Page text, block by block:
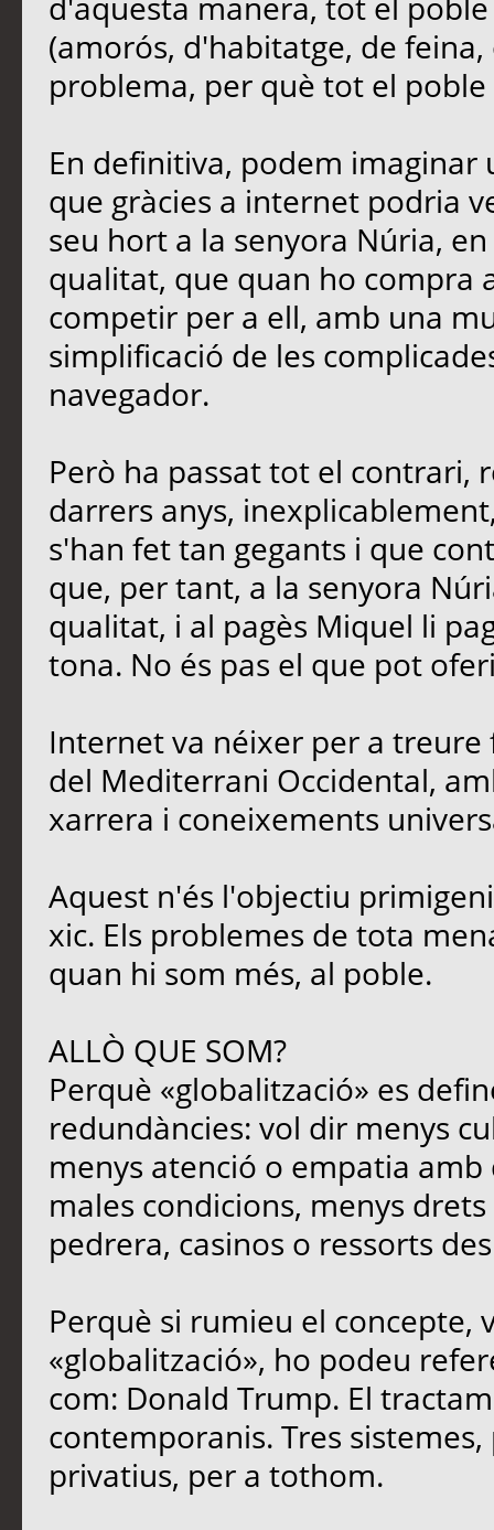
(amorós, d'habitatge, de
problema, per què tot el
En definitiva, podem imaginar
que gràcies a internet podria
seu hort a la senyora Núria,
qualitat, que quan ho compra
competir per a ell, amb una
simplificació de les
navegador.
Però ha passat tot el contrari,
darrers anys,
s'han fet tan gegants i que
que, per tant, a la senyora
qualitat, i al pagès Miquel li
tona. No és pas el que pot
Internet va néixer per a
del Mediterrani Occidental,
xarrera i coneixements
Aquest n'és l'objectiu
xic. Els problemes de tota
quan hi som més, al poble.
ALLÒ QUE SOM?
Perquè «globalització» es
redundàncies: vol dir menys
menys atenció o empatia
males condicions, menys
pedrera, casinos o ressorts
Perquè si rumieu el concepte,
«globalització», ho podeu
com: Donald Trump. El
contemporanis. Tres
privatius, per a tothom.